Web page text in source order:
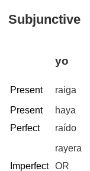
Subjunctive
yo
Present raiga
Present
Perfect
haya
raído
Imperfect
rayera
OR